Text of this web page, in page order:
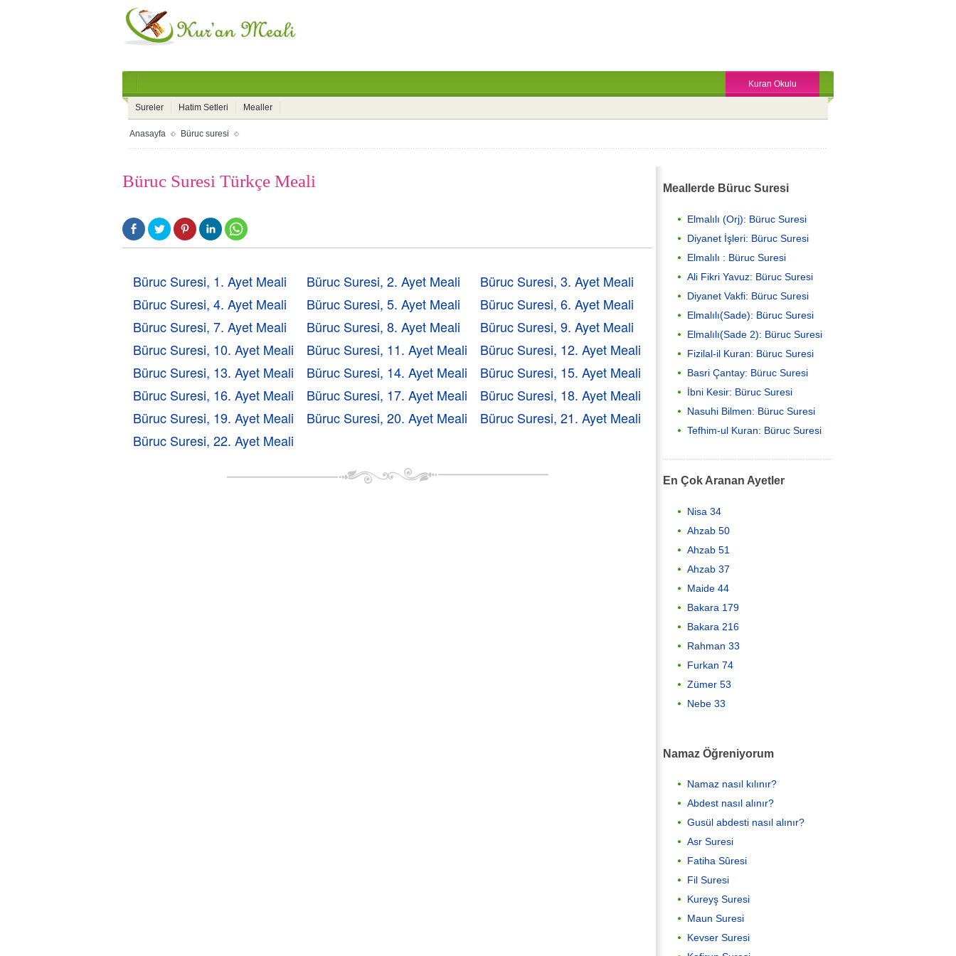
Kuran Okulu
Sureler Hatim Setleri Mealler
Anasayfa Büruc suresi
Büruc Suresi Türkçe Meali
Büruc Suresi, 1. Ayet Meali Büruc Suresi, 2. Ayet Meali
Büruc Suresi, 3. Ayet Meali
Büruc Suresi, 4. Ayet Meali
Büruc Suresi, 5. Ayet Meali
Büruc Suresi, 6. Ayet Meali
Büruc Suresi, 7. Ayet Meali
Büruc Suresi, 8. Ayet Meali
Büruc Suresi, 9. Ayet Meali
Büruc Suresi, 10. Ayet Meali
Büruc Suresi, 11. Ayet Meali
Büruc Suresi, 12. Ayet Meali
Büruc Suresi, 13. Ayet Meali
Büruc Suresi, 14. Ayet Meali
Büruc Suresi, 15. Ayet Meali
Büruc Suresi, 16. Ayet Meali
Büruc Suresi, 17. Ayet Meali
Büruc Suresi, 18. Ayet Meali
Büruc Suresi, 19. Ayet Meali
Büruc Suresi, 20. Ayet Meali
Büruc Suresi, 21. Ayet Meali
Büruc Suresi, 22. Ayet Meali
Meallerde Büruc Suresi
Elmalılı (Orj): Büruc Suresi
Diyanet İşleri: Büruc Suresi
Elmalılı : Büruc Suresi
Ali Fikri Yavuz: Büruc Suresi
Diyanet Vakfi: Büruc Suresi
Elmalılı(Sade): Büruc Suresi
Elmalılı(Sade 2): Büruc Suresi
Fizilal-il Kuran: Büruc Suresi
Basri Çantay: Büruc Suresi
İbni Kesir: Büruc Suresi
Nasuhi Bilmen: Büruc Suresi
Tefhim-ul Kuran: Büruc Suresi
En Çok Aranan Ayetler
Nisa 34
Ahzab 50
Ahzab 51
Ahzab 37
Maide 44
Bakara 179
Bakara 216
Rahman 33
Furkan 74
Zümer 53
Nebe 33
Namaz Öğreniyorum
Namaz nasıl kılınır?
Abdest nasıl alınır?
Gusül abdesti nasıl alınır?
Asr Suresi
Fatiha Sûresi
Fil Suresi
Kureyş Suresi
Maun Suresi
Kevser Suresi